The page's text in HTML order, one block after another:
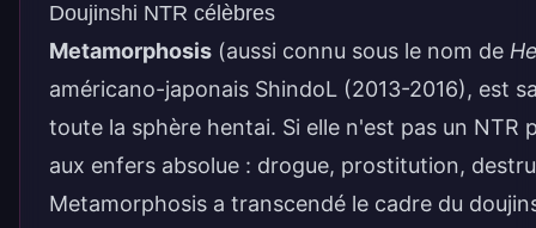
Doujinshi NTR célèbres
Metamorphosis (aussi connu sous le nom de
américano-japonais ShindoL (2013-2016), est
toute la sphère hentai. Si elle n'est pas un
aux enfers absolue : drogue, prostitution,
Metamorphosis a transcendé le cadre du